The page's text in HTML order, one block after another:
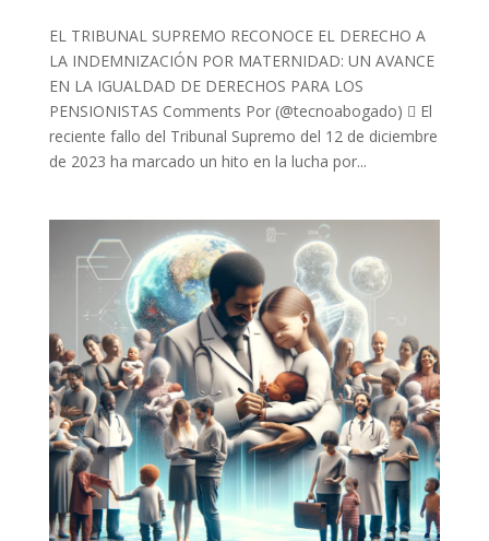
EL TRIBUNAL SUPREMO RECONOCE EL DERECHO A
LA INDEMNIZACIÓN POR MATERNIDAD: UN AVANCE
EN LA IGUALDAD DE DERECHOS PARA LOS
PENSIONISTAS Comments Por (@tecnoabogado)  El
reciente fallo del Tribunal Supremo del 12 de diciembre
de 2023 ha marcado un hito en la lucha por...